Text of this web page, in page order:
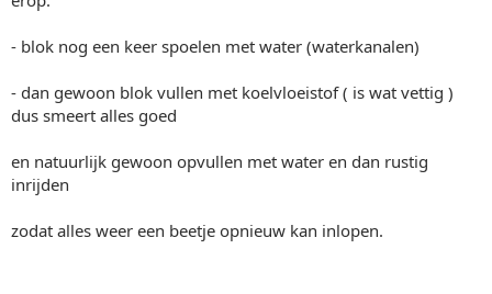
- blok nog een keer spoelen met water (waterkanalen)
- dan gewoon blok vullen met koelvloeistof ( is wat vettig )
dus smeert alles goed
en natuurlijk gewoon opvullen met water en dan rustig
inrijden
zodat alles weer een beetje opnieuw kan inlopen.